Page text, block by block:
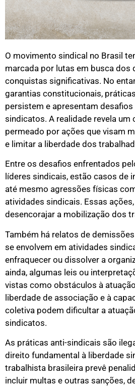
O movimento sindical no Brasil
marcada por lutas em busca dos
conquistas significativas. No
garantias constitucionais,
persistem e apresentam
sindicatos. A realidade revela um
permeado por ações que visam
e limitar a liberdade dos
Entre os desafios enfrentados
líderes sindicais, estão casos de
até mesmo agressões físicas
atividades sindicais. Essas
desencorajar a mobilização dos
Também há relatos de
se envolvem em atividades
enfraquecer ou dissolver a
ainda, algumas leis ou
vistas como obstáculos à
liberdade de associação e à
coletiva podem dificultar a
sindicatos.
As práticas anti-sindicais são
direito fundamental à liberdade
trabalhista brasileira prevê
incluir multas e outras sanções,